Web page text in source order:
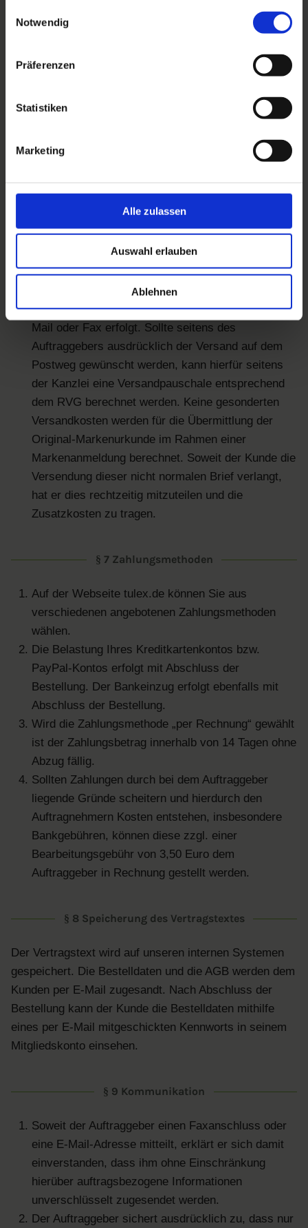
Notwendig
Präferenzen
Statistiken
Marketing
Alle zulassen
Auswahl erlauben
Ablehnen
liegenden Grund, erfolgt eine Abrechnung bei
Mandaten auf Grundlage des RVG
Pauschalhonorar vereinbart, bleibt dieses in
Die Kanzlei darf angemessene Vorschüsse
Rechnungsstellung fällig und sind sofort ohne
gehen alle mit der Zahlung verbundenen Gebühren
zulasten des Auftraggebers.
Alle Pauschalangebote enthalten keine ggfs.
anfallenden amtlichen Gebühren. Diese sind vom
Auftraggeber immer gesondert zu zahlen.
Versandkosten fallen keine an, soweit die
Übermittlung der Unterlagen ausschließlich per E-
Mail oder Fax erfolgt. Sollte seitens des
Auftraggebers ausdrücklich der Versand auf dem
Postweg gewünscht werden, kann hierfür seitens
der Kanzlei eine Versandpauschale entsprechend
dem RVG berechnet werden. Keine gesonderten
Versandkosten werden für die Übermittlung der
Original-Markenurkunde im Rahmen einer
Markenanmeldung berechnet. Soweit der Kunde die
Versendung dieser nicht normalen Brief verlangt,
hat er dies rechtzeitig mitzuteilen und die
Zusatzkosten zu tragen.
§ 7 Zahlungsmethoden
Auf der Webseite tulex.de können Sie aus
verschiedenen angebotenen Zahlungsmethoden
wählen.
Die Belastung Ihres Kreditkartenkontos bzw.
PayPal-Kontos erfolgt mit Abschluss der
Bestellung. Der Bankeinzug erfolgt ebenfalls mit
Abschluss der Bestellung.
Wird die Zahlungsmethode „per Rechnung“ gewählt
ist der Zahlungsbetrag innerhalb von 14 Tagen ohne
Abzug fällig.
Sollten Zahlungen durch bei dem Auftraggeber
liegende Gründe scheitern und hierdurch den
Auftragnehmern Kosten entstehen, insbesondere
Bankgebühren, können diese zzgl. einer
Bearbeitungsgebühr von 3,50 Euro dem
Auftraggeber in Rechnung gestellt werden.
§ 8 Speicherung des Vertragstextes
Der Vertragstext wird auf unseren internen Systemen
gespeichert. Die Bestelldaten und die AGB werden dem
Kunden per E-Mail zugesandt. Nach Abschluss der
Bestellung kann der Kunde die Bestelldaten mithilfe
eines per E-Mail mitgeschickten Kennworts in seinem
Mitgliedskonto einsehen.
§ 9 Kommunikation
Soweit der Auftraggeber einen Faxanschluss oder
eine E-Mail-Adresse mitteilt, erklärt er sich damit
einverstanden, dass ihm ohne Einschränkung
hierüber auftragsbezogene Informationen
unverschlüsselt zugesendet werden.
Der Auftraggeber sichert ausdrücklich zu, dass nur